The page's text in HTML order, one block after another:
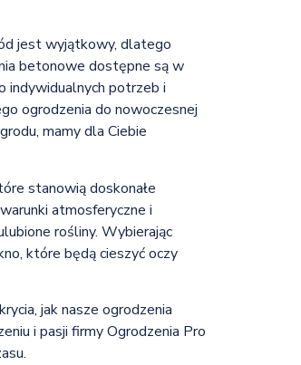
jest wyjątkowy, dlatego
betonowe dostępne są w
indywidualnych potrzeb i
ogrodzenia do nowoczesnej
mamy dla Ciebie
stanowią doskonałe
atmosferyczne i
rośliny. Wybierając
które będą cieszyć oczy
jak nasze ogrodzenia
i pasji firmy Ogrodzenia Pro